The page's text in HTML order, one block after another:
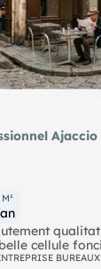
Ajaccio
cellule
BUREAUX